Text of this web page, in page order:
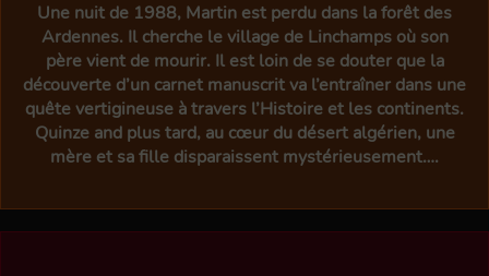
Une nuit de 1988, Martin est perdu dans la forêt des
Ardennes. Il cherche le village de Linchamps où son
père vient de mourir. Il est loin de se douter que la
découverte d’un carnet manuscrit va l’entraîner dans une
quête vertigineuse à travers l’Histoire et les continents.
Quinze and plus tard, au cœur du désert algérien, une
mère et sa fille disparaissent mystérieusement….